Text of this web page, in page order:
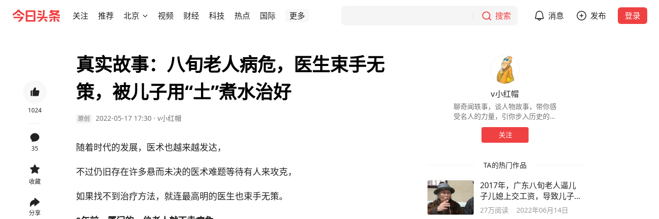
关注 推荐 北京 视频 财经 科技 热点 国际 更多 搜索 消息 发布 登录
1024
35
收藏
分享
真实故事：八旬老人病危，医生束手无
策，被儿子用“土”煮水治好
原创 2022-05-17 17:30 · v小红帽
随着时代的发展，医术也越来越发达，
不过仍旧存在许多悬而未决的医术难题等待有人来攻克，
如果找不到治疗方法，就连最高明的医生也束手无策。
v小红帽
聊奇闻轶事，谈人物故事，带你感
受名人的力量，引你步入历史的殿
堂。
关注
TA的热门作品
2017年，广东八旬老人逼儿
子儿媳上交工资，导致儿子小
家妻离子散
27万阅读 2022年06月14日